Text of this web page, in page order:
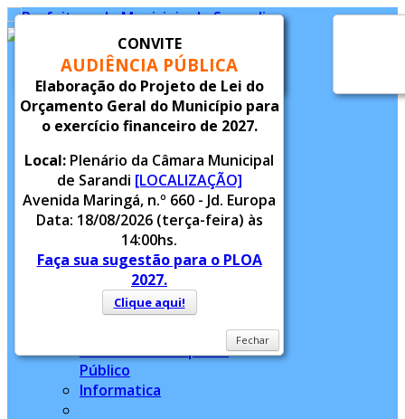
Inicial
Notícias
Serviços
Alvará
Alvará Provisório
Legislação
Concurso Público
Conselhos Municipais
Endereços Municipais
Enfrentamento à Violência
Contra Criança e
Horários: Transporte
Público
Informatica
Fechar
CONVITE
AUDIÊNCIA PÚBLICA
Elaboração do Projeto de Lei do
Orçamento Geral do Município para
o exercício financeiro de 2027.
Local: Plenário da Câmara Municipal
de Sarandi [LOCALIZAÇÃO]
Avenida Maringá, n.º 660 - Jd. Europa
Data: 18/08/2026 (terça-feira) às
14:00hs.
Faça sua sugestão para o PLOA
2027.
Clique aqui!
Fechar